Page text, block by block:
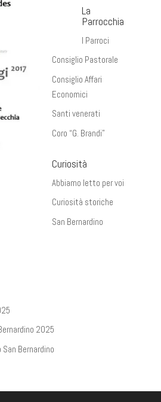
La
Parrocchia
I Parroci
Consiglio Pastorale
Consiglio Affari
Economici
Santi venerati
Coro “G. Brandi”
Curiosità
Abbiamo letto per voi
Curiosità storiche
San Bernardino
2025
Bernardino